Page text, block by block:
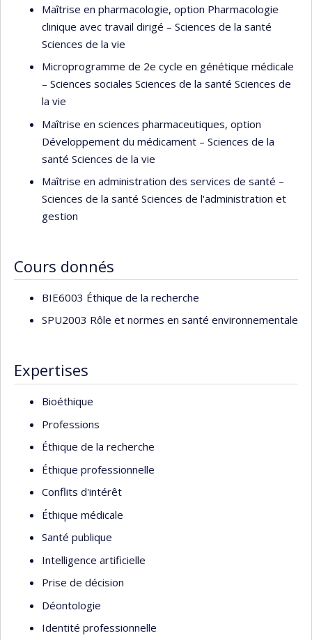
Maîtrise en pharmacologie, option Pharmacologie
clinique avec travail dirigé – Sciences de la santé
Sciences de la vie
Microprogramme de 2e cycle en génétique médicale
– Sciences sociales Sciences de la santé Sciences de
la vie
Maîtrise en sciences pharmaceutiques, option
Développement du médicament – Sciences de la
santé Sciences de la vie
Maîtrise en administration des services de santé –
Sciences de la santé Sciences de l'administration et
gestion
Cours donnés
BIE6003 Éthique de la recherche
SPU2003 Rôle et normes en santé environnementale
Expertises
Bioéthique
Professions
Éthique de la recherche
Éthique professionnelle
Conflits d'intérêt
Éthique médicale
Santé publique
Intelligence artificielle
Prise de décision
Déontologie
Identité professionnelle